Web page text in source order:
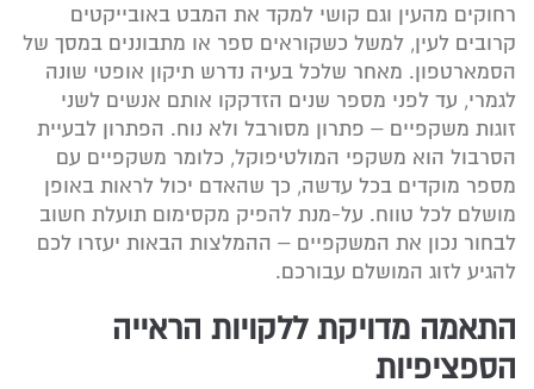
רחוקים מהעין וגם קושי למקד את המבט באובייקטים
קרובים לעין, למשל כשקוראים ספר או מתבוננים במסך של
הסמארטפון. מאחר שלכל בעיה נדרש תיקון אופטי שונה
לגמרי, עד לפני מספר שנים הזדקקו אותם אנשים לשני
זוגות משקפיים – פתרון מסורבל ולא נוח. הפתרון לבעיית
הסרבול הוא משקפי המולטיפוקל, כלומר משקפיים עם
מספר מוקדים בכל עדשה, כך שהאדם יכול לראות באופן
מושלם לכל טווח. על-מנת להפיק מקסימום תועלת חשוב
לבחור נכון את המשקפיים – ההמלצות הבאות יעזרו לכם
להגיע לזוג המושלם עבורכם.
התאמה מדויקת ללקויות הראייה
הספציפיות